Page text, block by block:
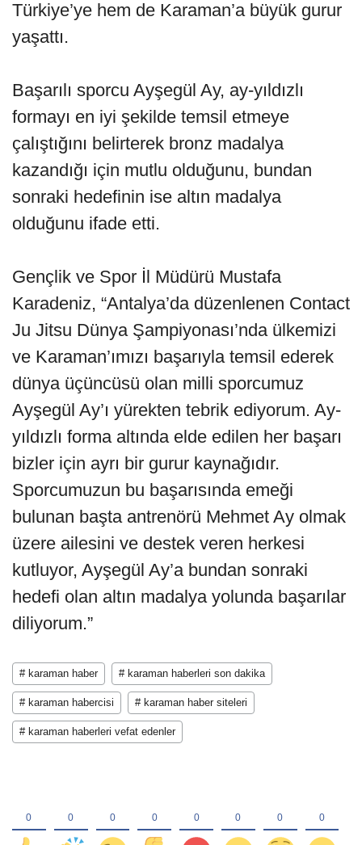
Türkiye’ye hem de Karaman’a büyük gurur
yaşattı.
Başarılı sporcu Ayşegül Ay, ay-yıldızlı
formayı en iyi şekilde temsil etmeye
çalıştığını belirterek bronz madalya
kazandığı için mutlu olduğunu, bundan
sonraki hedefinin ise altın madalya
olduğunu ifade etti.
Gençlik ve Spor İl Müdürü Mustafa
Karadeniz, “Antalya’da düzenlenen Contact
Ju Jitsu Dünya Şampiyonası’nda ülkemizi
ve Karaman’ımızı başarıyla temsil ederek
dünya üçüncüsü olan milli sporcumuz
Ayşegül Ay’ı yürekten tebrik ediyorum. Ay-
yıldızlı forma altında elde edilen her başarı
bizler için ayrı bir gurur kaynağıdır.
Sporcumuzun bu başarısında emeği
bulunan başta antrenörü Mehmet Ay olmak
üzere ailesini ve destek veren herkesi
kutluyor, Ayşegül Ay’a bundan sonraki
hedefi olan altın madalya yolunda başarılar
diliyorum.”
# karaman haber # karaman haberleri son dakika
# karaman habercisi # karaman haber siteleri
# karaman haberleri vefat edenler